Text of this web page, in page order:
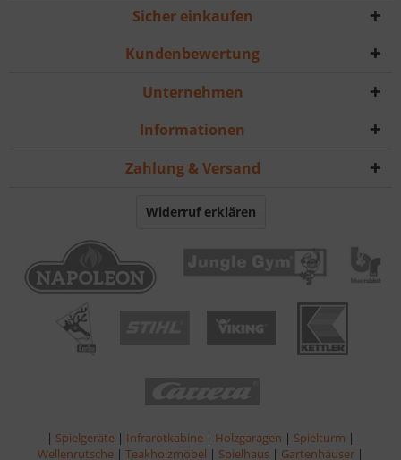
Sicher einkaufen
Kundenbewertung
Unternehmen
Informationen
Zahlung & Versand
Widerruf erklären
| Spielgeräte | Infrarotkabine | Holzgaragen | Spielturm |
Wellenrutsche | Teakholzmöbel | Spielhaus | Gartenhäuser |